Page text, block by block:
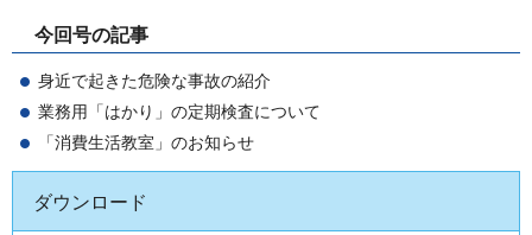
今回号の記事
身近で起きた危険な事故の紹介
業務用「はかり」の定期検査について
「消費生活教室」のお知らせ
ダウンロード